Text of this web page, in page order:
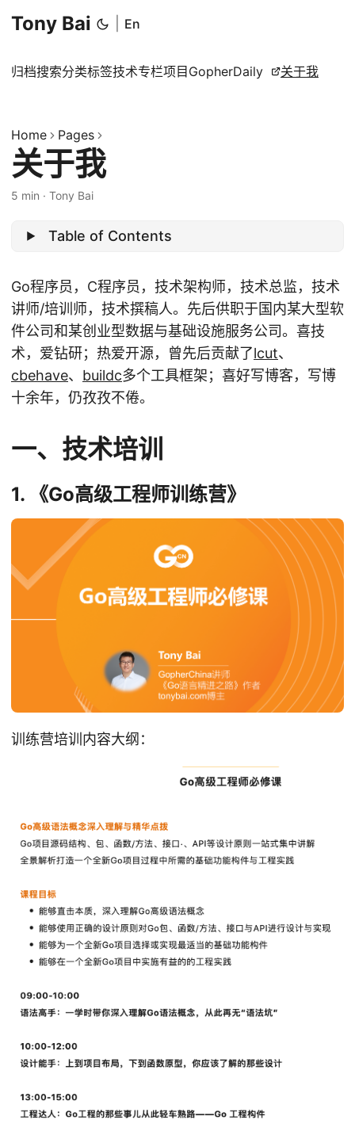
Tony Bai En
归档搜索分类标签技术专栏项目 GopherDaily 关于我
Home Pages
关于我
5 min · Tony Bai
Table of Contents
Go程序员，C程序员，技术架构师，技术总监，技术
讲师/培训师，技术撰稿人。先后供职于国内某大型软
件公司和某创业型数据与基础设施服务公司。喜技
术，爱钻研；热爱开源，曾先后贡献了lcut、
cbehave、 buildc多个工具框架；喜好写博客，写博
十余年，仍孜孜不倦。
一、技术培训
1. 《Go高级工程师训练营》
训练营培训内容大纲：